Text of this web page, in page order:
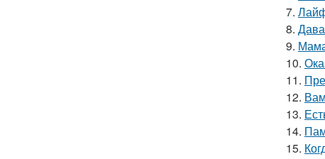
7.
8.
9.
10.
11.
12.
13.
14.
15.